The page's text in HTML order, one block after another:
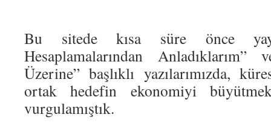
Bu sitede kısa süre önce
Hesaplamalarından Anladıklarım”
Üzerine” başlıklı yazılarımızda,
ortak hedefin ekonomiyi büyütmek
vurgulamıştık.